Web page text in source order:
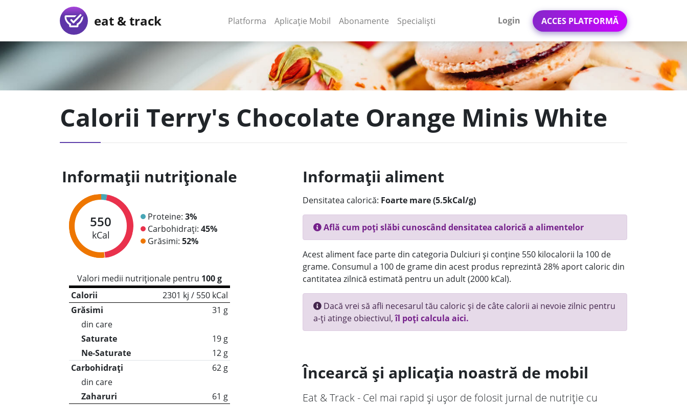
eat & track Platforma (current)
Aplicație Mobil (current)
Abonamente Specialiști Login ACCES PLATFORMĂ
Calorii Terry's Chocolate Orange Minis White
Informații nutriționale
550
kCal
Proteine: 3%
Carbohidrați: 45%
Grăsimi: 52%
Valori medii nutriționale pentru 100 g
Calorii
2301 kj / 550 kCal
Grăsimi
31 g
din care
Saturate
19 g
Ne-Saturate
12 g
Carbohidrați
62 g
din care
Zaharuri
61 g
Informații aliment
Densitatea calorică: Foarte mare (5.5kCal/g)
Află cum poți slăbi cunoscând densitatea calorică a alimentelor
Acest aliment face parte din categoria Dulciuri și conține 550 kilocalorii la 100 de
grame. Consumul a 100 de grame din acest produs reprezintă 28% aport caloric din
cantitatea zilnică estimată pentru un adult (2000 kCal).
Dacă vrei să afli necesarul tău caloric și de câte calorii ai nevoie zilnic pentru
a-ți atinge obiectivul,îl poți calcula aici.
Încearcă și aplicația noastră de mobil
Eat & Track - Cel mai rapid și ușor de folosit jurnal de nutriție cu